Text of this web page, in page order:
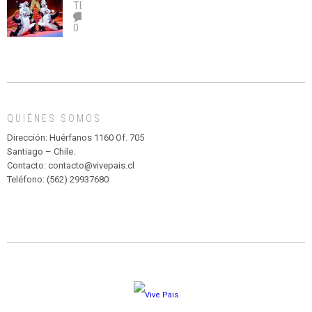
legalice
el
abuso”
DE
TEATRO
Y
MADAGASCAR
PARQUE
HURATDO
TEATRO
0
QUIÉNES SOMOS
Dirección: Huérfanos 1160 Of. 705
Santiago – Chile.
Contacto: contacto@vivepais.cl
Teléfono: (562) 29937680